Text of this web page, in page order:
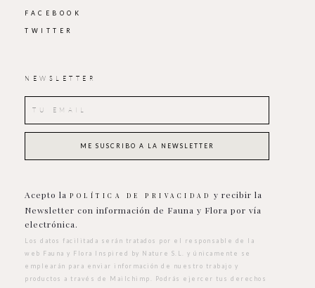
FACEBOOK
TWITTER
NEWSLETTER
Acepto la POLÍTICA DE PRIVACIDAD
y recibir la
Newsletter con información de Fauna y Flora por vía
electrónica.
Los datos facilitada serán tratados por el responsable de la
web Fauna y Flora Inspired by Nature S.L. y únicamente se
emplearán para enviar información de nuestro trabajo y
productos a través de Mailchimp. Podrás ejercer tus derechos